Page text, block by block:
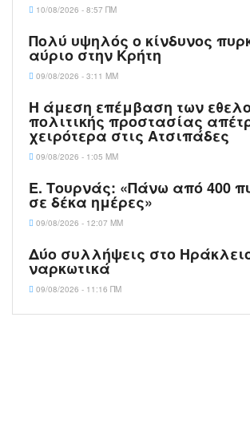
10/08/2026 - 8:57 ΠΜ
Πολύ υψηλός ο κίνδυνος
αύριο στην Κρήτη
09/08/2026 - 3:11 ΜΜ
Η άμεση επέμβαση των
πολιτικής προστασίας
χειρότερα στις Aτσιπάδες
09/08/2026 - 1:05 ΜΜ
Ε. Τουρνάς: «Πάνω από 400
σε δέκα ημέρες»
09/08/2026 - 12:07 ΜΜ
Δύο συλλήψεις στο
ναρκωτικά
09/08/2026 - 11:16 ΠΜ